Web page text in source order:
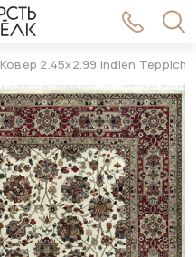
В корзину
Ковер 2.45x2.99 Indien Teppich